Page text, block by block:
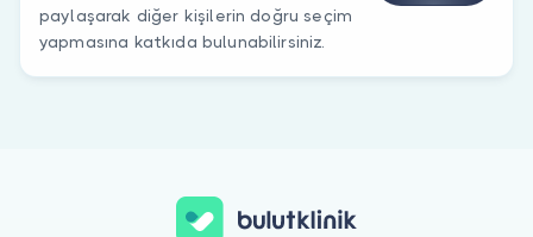
paylaşarak diğer kişilerin doğru seçim
yapmasına katkıda bulunabilirsiniz.